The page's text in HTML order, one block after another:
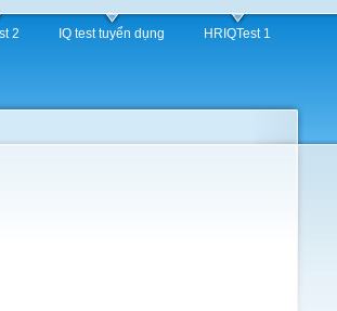
2 IQ test tuyển dụng HRIQTest 1